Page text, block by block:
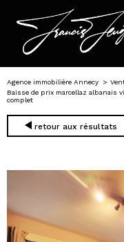
Agence immobilière Annecy
Baisse de prix marcellaz albanais
complet
retour aux résultats